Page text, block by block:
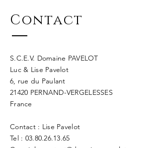
Contact
S.C.E.V. Domaine PAVELOT
Luc & Lise Pavelot
6, rue du Paulant
21420 PERNAND-VERGELESSES
France
Contact : Lise Pavelot
Tel : 03.80.26.13.65